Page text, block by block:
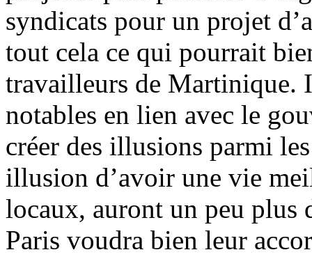
syndicats pour un projet
tout cela ce qui pourrait
travailleurs de Martinique.
notables en lien avec le
créer des illusions parmi
illusion d’avoir une vie
locaux, auront un peu plus
Paris voudra bien leur